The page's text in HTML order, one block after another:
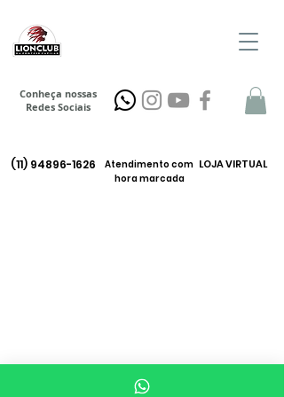
Conheça nossas
Redes Sociais
(11) 94896-1626
Atendimento com
hora marcada
LOJA VIRTUAL